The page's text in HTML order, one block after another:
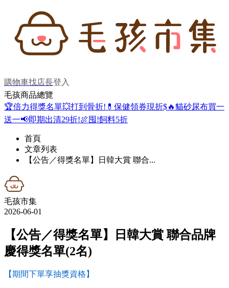
購物車找店長登入
毛孩商品總覽
🏆倍力得獎名單💥打到骨折! 💊保健領券現折$🔥貓砂尿布買一
送一📢即期出清29折!🍖囤!飼料5折
首頁
文章列表
【公告／得獎名單】日韓大賞 聯合...
毛孩市集
2026-06-01
【公告／得獎名單】日韓大賞 聯合品牌
慶得獎名單(2名)
【期間下單享抽獎資格】